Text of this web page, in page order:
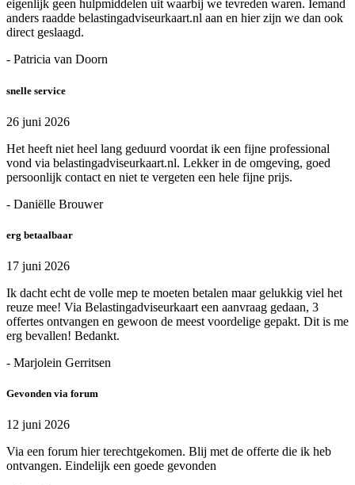
eigenlijk geen hulpmiddelen uit waarbij we tevreden waren. Iemand
anders raadde belastingadviseurkaart.nl aan en hier zijn we dan ook
direct geslaagd.
- Patricia van Doorn
snelle service
26 juni 2026
Het heeft niet heel lang geduurd voordat ik een fijne professional
vond via belastingadviseurkaart.nl. Lekker in de omgeving, goed
persoonlijk contact en niet te vergeten een hele fijne prijs.
- Daniëlle Brouwer
erg betaalbaar
17 juni 2026
Ik dacht echt de volle mep te moeten betalen maar gelukkig viel het
reuze mee! Via Belastingadviseurkaart een aanvraag gedaan, 3
offertes ontvangen en gewoon de meest voordelige gepakt. Dit is me
erg bevallen! Bedankt.
- Marjolein Gerritsen
Gevonden via forum
12 juni 2026
Via een forum hier terechtgekomen. Blij met de offerte die ik heb
ontvangen. Eindelijk een goede gevonden